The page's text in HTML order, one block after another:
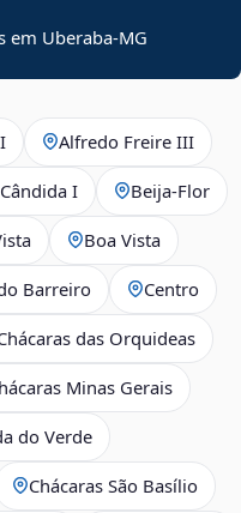
em Uberaba-MG
Alfredo Freire III
I Beija‑Flor
Boa Vista
Barreiro Centro
das Orquideas
Minas Gerais
do Verde
Chácaras São Basílio